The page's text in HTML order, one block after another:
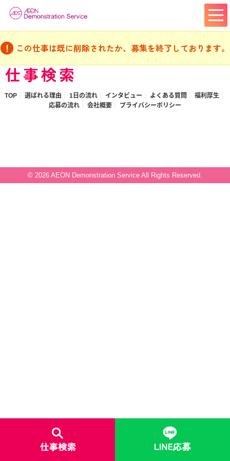
仕事検索
この仕事は既に削除されたか、募集を終了しております。
TOP 選ばれる理由 1日の流れ インタビュー よくある質問
福利厚生
応募の流れ
会社概要 プライバシーポリシー
© 2026 AEON Demonstration Service All Rights Reserved.